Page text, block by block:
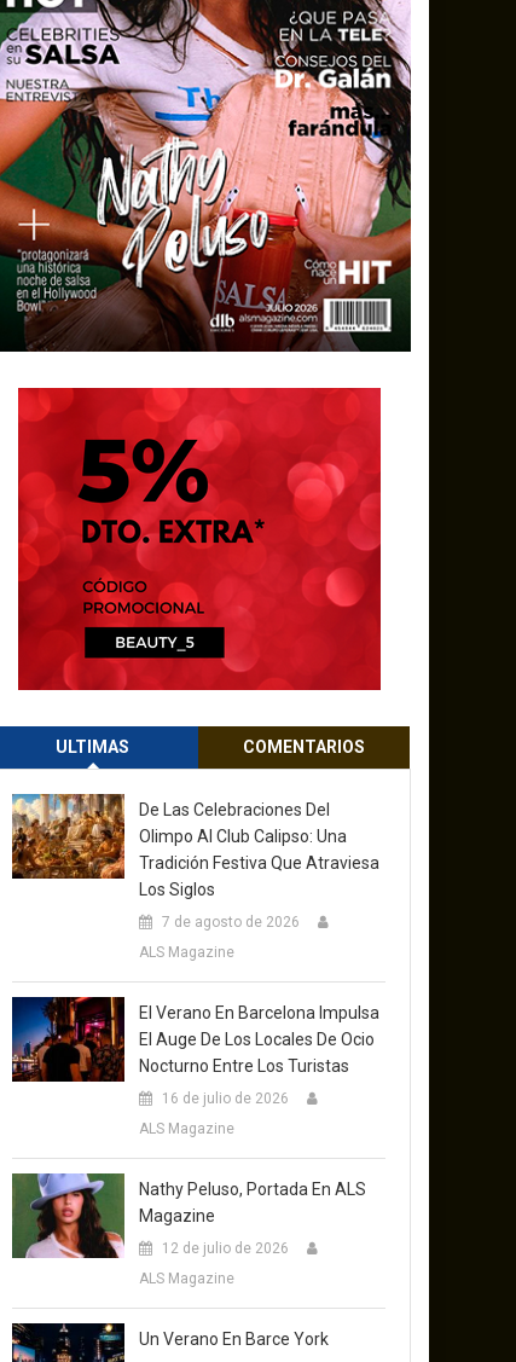
ULTIMAS COMENTARIOS
De Las Celebraciones Del
Olimpo Al Club Calipso: Una
Tradición Festiva Que Atraviesa
Los Siglos
7 de agosto de 2026
ALS Magazine
El Verano En Barcelona Impulsa
El Auge De Los Locales De Ocio
Nocturno Entre Los Turistas
16 de julio de 2026
ALS Magazine
Nathy Peluso, Portada En ALS
Magazine
12 de julio de 2026
ALS Magazine
Un Verano En Barce York